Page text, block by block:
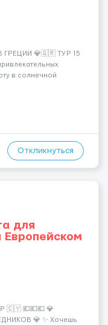
💎🇬🇷 ТУР 15
в солнечной
тебя! 🔹
Откликнуться
для
🇨🇾 💶💶💶 💎
💎 ✨ Хочешь